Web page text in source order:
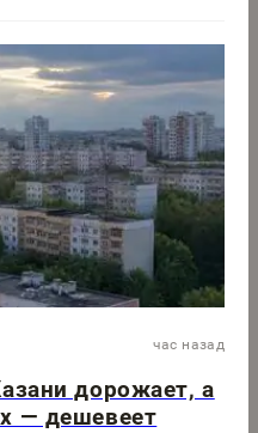
час назад
дорожает, а
— дешевеет